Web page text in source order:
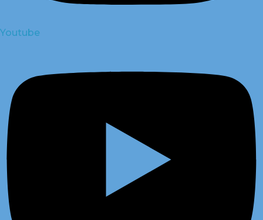
Youtube